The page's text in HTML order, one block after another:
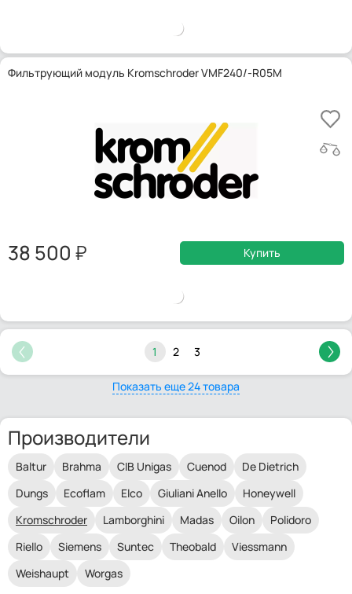
Фильтрующий модуль Kromschroder VMF240/-R05M
38 500 Купить
1 2 3
Показать еще 24 товара
Производители
Baltur Brahma CIB Unigas Cuenod
De Dietrich
Dungs
Ecoflam Elco Giuliani Anello
Honeywell
Kromschroder
Lamborghini Madas Oilon
Polidoro
Riello
Siemens Suntec Theobald
Viessmann
Weishaupt
Worgas